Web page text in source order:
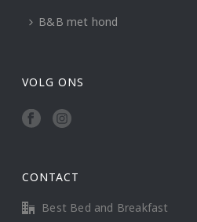
B&B met hond
VOLG ONS
CONTACT
Best Bed and Breakfast